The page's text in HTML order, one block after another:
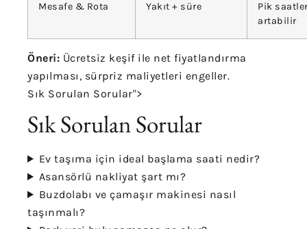
Mesafe & Rota Yakıt + süre
Pik
artabilir
Öneri: Ücretsiz keşif ile net fiyatlandırma
yapılması, sürpriz maliyetleri engeller.
Sık Sorulan Sorular">
Sık Sorulan Sorular
Ev taşıma için ideal başlama saati nedir?
Asansörlü nakliyat şart mı?
Buzdolabı ve çamaşır makinesi nasıl
taşınmalı?